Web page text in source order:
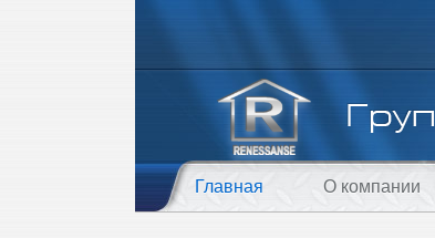
Главная О компании